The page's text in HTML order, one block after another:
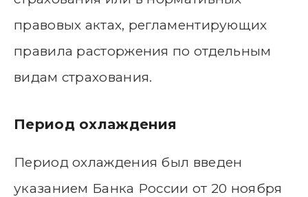
правовых актах, регламентирующих
правила расторжения по отдельным
видам страхования.
Период охлаждения
Период охлаждения был введен
указанием Банка России от 20 ноября